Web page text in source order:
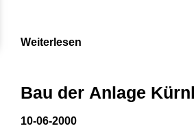
Weiterlesen
Bau der Anlage
10-06-2000